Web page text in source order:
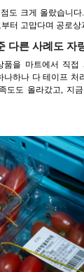
도 크게 올랐습니
터 고맙다며 공로상
다른 사례도 자
을 마트에서 직접
하나 다 테이프 처
도도 올라갔고, 지